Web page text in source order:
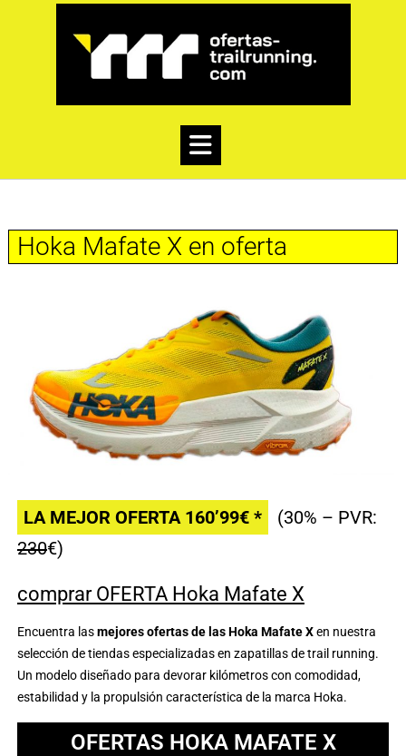
Hoka Mafate X en oferta
LA MEJOR OFERTA 160’99€ *
(30% – PVR:
230€)
comprar OFERTA Hoka Mafate X
Encuentra lasmejores ofertas de las Hoka Mafate Xen nuestra
selección de tiendas especializadas en zapatillas de trail running.
Un modelo diseñado para devorar kilómetros con comodidad,
estabilidad y la propulsión característica de la marca Hoka.
OFERTAS HOKA MAFATE X